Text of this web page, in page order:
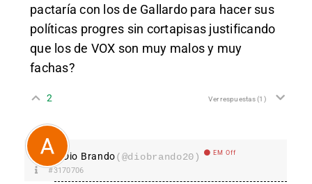
pactaría con los de Gallardo para hacer sus
políticas progres sin cortapisas justificando
que los de VOX son muy malos y muy
fachas?
2 Ver respuestas(1)
Dio Brando(@diobrando20) EM Off
#3170706